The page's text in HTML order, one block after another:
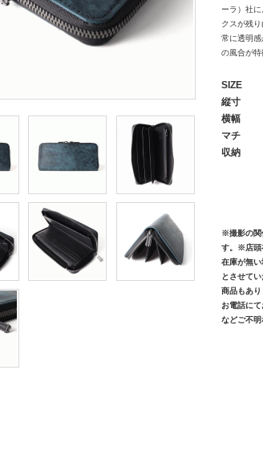
ーラ）社
クスが残
常に透明
の風合が特
SIZE
縦寸
横幅
マチ
収納
紙幣
ファ
※撮影の関
す。※店頭
在庫が無
とさせて
商品もあ
お電話に
などご不明